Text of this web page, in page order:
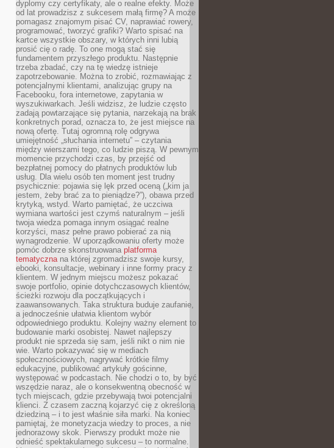
dyplomy czy certyfikaty, ale o realne efekty. Może
od lat prowadzisz z sukcesem małą firmę? A może
pomagasz znajomym pisać CV, naprawiać rowery,
programować, tworzyć grafiki? Warto spisać na
kartce wszystkie obszary, w których inni lubią
prosić cię o radę. To one mogą stać się
fundamentem przyszłego produktu. Następnie
trzeba zbadać, czy na tę wiedzę istnieje
zapotrzebowanie. Można to zrobić, rozmawiając z
potencjalnymi klientami, analizując grupy na
Facebooku, fora internetowe, zapytania w
wyszukiwarkach. Jeśli widzisz, że ludzie często
zadają powtarzające się pytania, narzekają na brak
konkretnych porad, oznacza to, że jest miejsce na
nową ofertę. Tutaj ogromną rolę odgrywa
umiejętność „słuchania internetu” – czytania
między wierszami tego, co ludzie piszą. W pewnym
momencie przychodzi czas, by przejść od
bezpłatnej pomocy do płatnych produktów lub
usług. Dla wielu osób ten moment jest trudny
psychicznie: pojawia się lęk przed oceną („kim ja
jestem, żeby brać za to pieniądze?”), obawa przed
krytyką, wstyd. Warto pamiętać, że uczciwa
wymiana wartości jest czymś naturalnym – jeśli
twoja wiedza pomaga innym osiągać realne
korzyści, masz pełne prawo pobierać za nią
wynagrodzenie. W uporządkowaniu oferty może
pomóc dobrze skonstruowana platforma
tematycznana której zgromadzisz swoje kursy,
ebooki, konsultacje, webinary i inne formy pracy z
klientem. W jednym miejscu możesz pokazać
swoje portfolio, opinie dotychczasowych klientów,
ścieżki rozwoju dla początkujących i
zaawansowanych. Taka struktura buduje zaufanie,
a jednocześnie ułatwia klientom wybór
odpowiedniego produktu. Kolejny ważny element to
budowanie marki osobistej. Nawet najlepszy
produkt nie sprzeda się sam, jeśli nikt o nim nie
wie. Warto pokazywać się w mediach
społecznościowych, nagrywać krótkie filmy
edukacyjne, publikować artykuły gościnne,
występować w podcastach. Nie chodzi o to, by być
wszędzie naraz, ale o konsekwentną obecność w
tych miejscach, gdzie przebywają twoi potencjalni
klienci. Z czasem zaczną kojarzyć cię z określoną
dziedziną – i to jest właśnie siła marki. Na koniec
pamiętaj, że monetyzacja wiedzy to proces, a nie
jednorazowy skok. Pierwszy produkt może nie
odnieść spektakularnego sukcesu – to normalne.